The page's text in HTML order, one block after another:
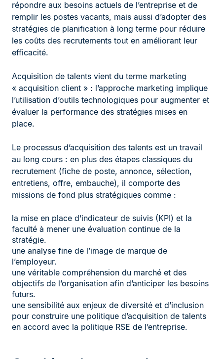
répondre aux besoins actuels de l’entreprise et de
remplir les postes vacants, mais aussi d’adopter des
stratégies de planification à long terme pour réduire
les coûts des recrutements tout en améliorant leur
efficacité.
Acquisition de talents vient du terme marketing
« acquisition client » : l’approche marketing implique
l’utilisation d’outils technologiques pour augmenter et
évaluer la performance des stratégies mises en
place.
Le processus d’acquisition des talents est un travail
au long cours : en plus des étapes classiques du
recrutement (fiche de poste, annonce, sélection,
entretiens, offre, embauche), il comporte des
missions de fond plus stratégiques comme :
la mise en place d’indicateur de suivis (KPI) et la
faculté à mener une évaluation continue de la
stratégie.
une analyse fine de l’image de marque de
l’employeur.
une véritable compréhension du marché et des
objectifs de l’organisation afin d’anticiper les besoins
futurs.
une sensibilité aux enjeux de diversité et d’inclusion
pour construire une politique d’acquisition de talents
en accord avec la politique RSE de l’entreprise.